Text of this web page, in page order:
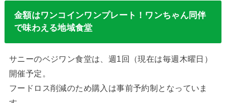
金額はワンコインワンプレート！ワンちゃん同伴
で味わえる地域食堂
サニーのベジワン食堂は、週1回（現在は毎週木曜日）
開催予定。
フードロス削減のため購入は事前予約制となっていま